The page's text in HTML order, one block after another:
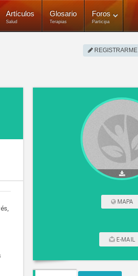
Artículos
Salud
Glosario
Terapias
Foros
Participa
REGISTRARME
MAPA
E-MAIL